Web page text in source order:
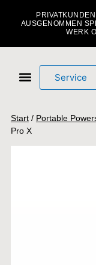
AUSGENOMMEN
WERK
Service
Start/ Portable
Pro X